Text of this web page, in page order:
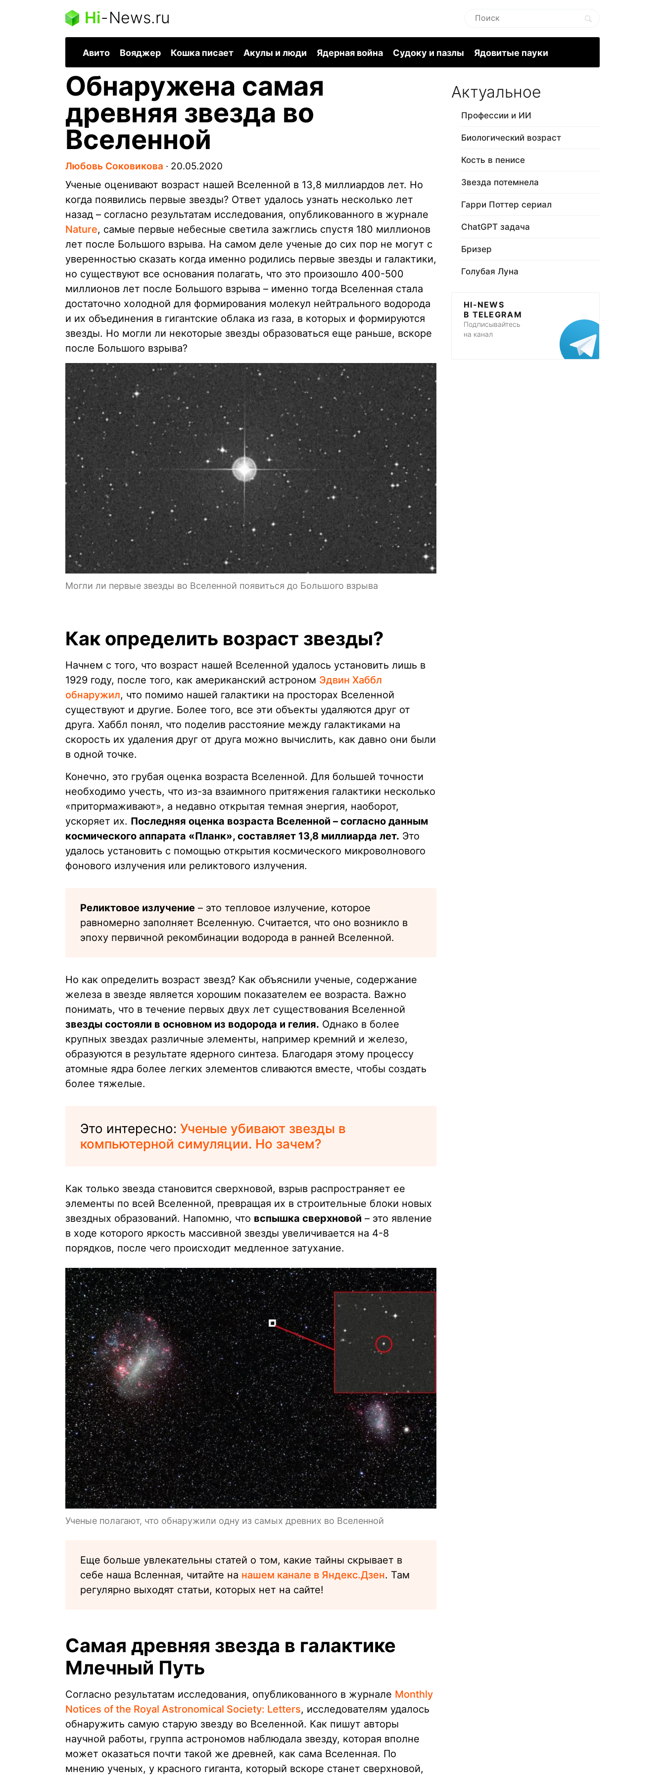
Hi-News.ru
Авито Вояджер Кошка писает Акулы и люди Ядерная война Судоку и пазлы Ядовитые пауки
Обнаружена самая
древняя звезда во
Вселенной
Любовь Соковикова ∙ 20.05.2020
Ученые оценивают возраст нашей Вселенной в 13,8 миллиардов лет. Но
когда появились первые звезды? Ответ удалось узнать несколько лет
назад – согласно результатам исследования, опубликованного в журнале
Nature, самые первые небесные светила зажглись спустя 180 миллионов
лет после Большого взрыва. На самом деле ученые до сих пор не могут с
уверенностью сказать когда именно родились первые звезды и галактики,
но существуют все основания полагать, что это произошло 400-500
миллионов лет после Большого взрыва – именно тогда Вселенная стала
достаточно холодной для формирования молекул нейтрального водорода
и их объединения в гигантские облака из газа, в которых и формируются
звезды. Но могли ли некоторые звезды образоваться еще раньше, вскоре
после Большого взрыва?
Могли ли первые звезды во Вселенной появиться до Большого взрыва
Как определить возраст звезды?
Начнем с того, что возраст нашей Вселенной удалось установить лишь в
1929 году, после того, как американский астроном Эдвин Хаббл
обнаружил, что помимо нашей галактики на просторах Вселенной
существуют и другие. Более того, все эти объекты удаляются друг от
друга. Хаббл понял, что поделив расстояние между галактиками на
скорость их удаления друг от друга можно вычислить, как давно они были
в одной точке.
Конечно, это грубая оценка возраста Вселенной. Для большей точности
необходимо учесть, что из-за взаимного притяжения галактики несколько
«притормаживают», а недавно открытая темная энергия, наоборот,
ускоряет их. Последняя оценка возраста Вселенной – согласно данным
космического аппарата «Планк», составляет 13,8 миллиарда лет. Это
удалось установить с помощью открытия космического микроволнового
фонового излучения или реликтового излучения.
Реликтовое излучение – это тепловое излучение, которое
равномерно заполняет Вселенную. Считается, что оно возникло в
эпоху первичной рекомбинации водорода в ранней Вселенной.
Но как определить возраст звезд? Как объяснили ученые, содержание
железа в звезде является хорошим показателем ее возраста. Важно
понимать, что в течение первых двух лет существования Вселенной
звезды состояли в основном из водорода и гелия. Однако в более
крупных звездах различные элементы, например кремний и железо,
образуются в результате ядерного синтеза. Благодаря этому процессу
атомные ядра более легких элементов сливаются вместе, чтобы создать
более тяжелые.
Это интересно: Ученые убивают звезды в
компьютерной симуляции. Но зачем?
Как только звезда становится сверхновой, взрыв распространяет ее
элементы по всей Вселенной, превращая их в строительные блоки новых
звездных образований. Напомню, что вспышка сверхновой – это явление
в ходе которого яркость массивной звезды увеличивается на 4-8
порядков, после чего происходит медленное затухание.
Ученые полагают, что обнаружили одну из самых древних во Вселенной
Еще больше увлекательны статей о том, какие тайны скрывает в
себе наша Всленная, читайте на нашем канале в Яндекс.Дзен. Там
регулярно выходят статьи, которых нет на сайте!
Самая древняя звезда в галактике
Млечный Путь
Согласно результатам исследования, опубликованного в журнале Monthly
Notices of the Royal Astronomical Society: Letters, исследователям удалось
обнаружить самую старую звезду во Вселенной. Как пишут авторы
научной работы, группа астрономов наблюдала звезду, которая вполне
может оказаться почти такой же древней, как сама Вселенная. По
мнению ученых, у красного гиганта, который вскоре станет сверхновой,
Актуальное
Профессии и ИИ
Биологический возраст
Кость в пенисе
Звезда потемнела
Гарри Поттер сериал
ChatGPT задача
Бризер
Голубая Луна
HI-NEWS
В TELEGRAM
Подписывайтесь
на канал